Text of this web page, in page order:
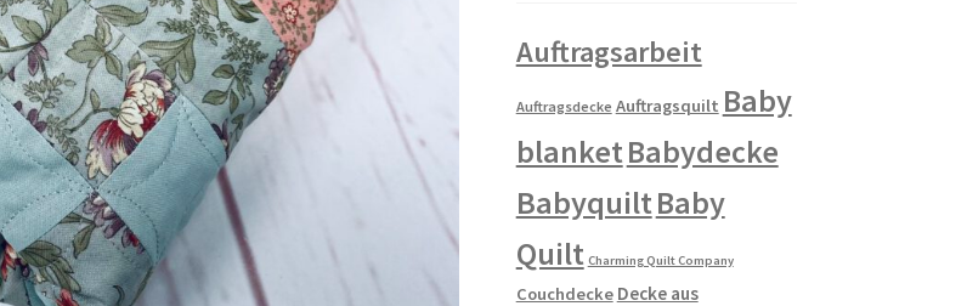
Auftragsarbeit
Auftragsdecke Auftragsquilt Baby
blanketBabydecke
BabyquiltBaby
Quilt Charming Quilt Company
Couchdecke Decke aus